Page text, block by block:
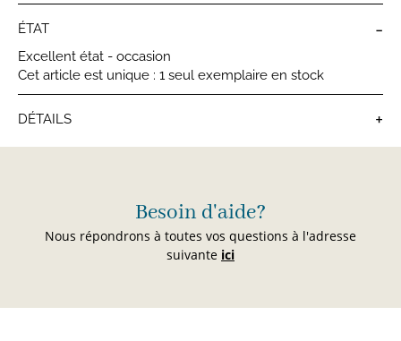
ÉTAT -
Excellent état - occasion
Cet article est unique : 1 seul exemplaire en stock
DÉTAILS +
Sweats bébé
Besoin d'aide?
Nous répondrons à toutes vos questions à l'adresse
suivante ici